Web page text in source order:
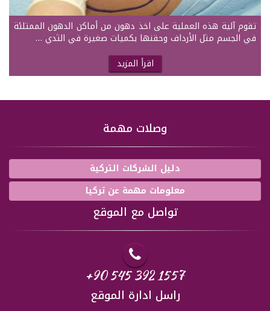
تقوم آلية هذه العملية على اخذ دهون من أماكن الدهون الممتلئة
في الجسم مثل الأرداف وحقنها بكميات صغيرة في الثدي …
اقرأ المزيد
وصلات مهمة
دليل الشركات التركية
معلومات مهمة عن تركيا
تواصل مع الموقع
+90 545 392 1557
راسل ادارة الموقع